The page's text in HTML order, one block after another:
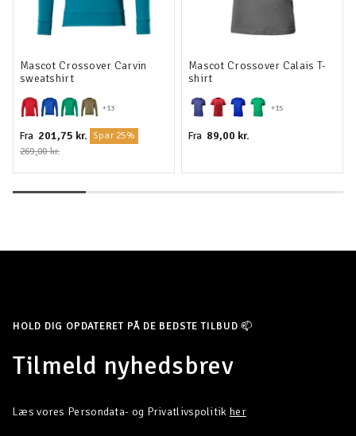
+13
Mascot Crossover Carvin
sweatshirt
Fra 201,75 kr. Spar 25%
269,00 kr.
+15
Mascot Crossover Calais T-
shirt
Fra 89,00 kr.
HOLD DIG OPDATERET PÅ DE BEDSTE TILBUD 📫
Tilmeld nyhedsbrev
Læs vores Persondata- og Privatlivspolitik her